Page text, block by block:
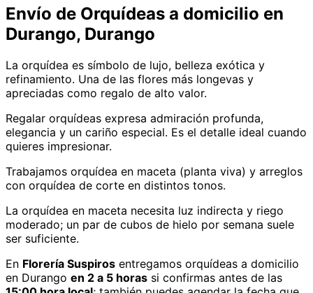
Envío de Orquídeas a domicilio en
Durango, Durango
La orquídea es símbolo de lujo, belleza exótica y
refinamiento. Una de las flores más longevas y
apreciadas como regalo de alto valor.
Regalar orquídeas expresa admiración profunda,
elegancia y un cariño especial. Es el detalle ideal cuando
quieres impresionar.
Trabajamos orquídea en maceta (planta viva) y arreglos
con orquídea de corte en distintos tonos.
La orquídea en maceta necesita luz indirecta y riego
moderado; un par de cubos de hielo por semana suele
ser suficiente.
En Florería Suspiros entregamos orquídeas a domicilio
en Durango en 2 a 5 horas si confirmas antes de las